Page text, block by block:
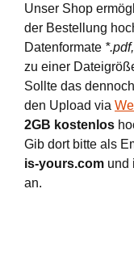
Unser Shop
der Bestellung
Datenformate
zu einer
Sollte das
den Upload via
2GB kostenlos
Gib dort bitte als
is-yours.com und
an.